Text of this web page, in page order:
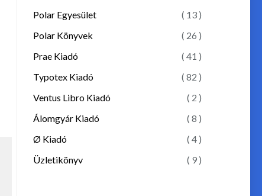
Polar Egyesület
( 13 )
Polar Könyvek
( 26 )
Prae Kiadó
( 41 )
Typotex Kiadó
( 82 )
Ventus Libro Kiadó
( 2 )
Álomgyár Kiadó
( 8 )
Ø Kiadó
( 4 )
Üzletikönyv
( 9 )